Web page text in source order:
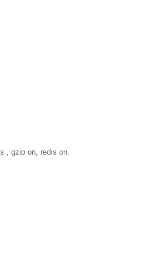
, gzip on, redis on.